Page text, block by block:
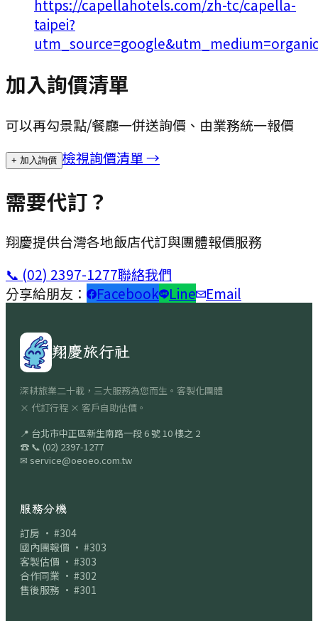
https://capellahotels.com/zh-tc/capella-
taipei?
加入詢價清單
可以再勾景點/餐廳一併送詢價、由業務統一報價
+ 加入詢價 檢視詢價清單 →
需要代訂？
翔慶提供台灣各地飯店代訂與團體報價服務
📞 (02) 2397-1277聯絡我們
分享給朋友：
Facebook Line Email
翔慶旅行社
深耕旅業二十載，三大服務為您而生。客製化團體
× 代訂行程 × 客戶自助估價。
📍 台北市中正區新生南路一段 6 號 10 樓之 2
☎ 📞 (02) 2397-1277
✉ service@oeoeo.com.tw
服務分機
訂房 · #304
國內團報價 · #303
客製估價 · #303
合作同業 · #302
售後服務 · #301